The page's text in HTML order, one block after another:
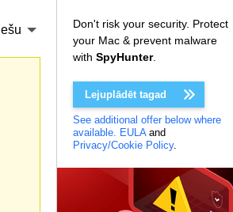
Don't risk your security. Protect
your Mac & prevent malware
with SpyHunter.
Lejuplādēt tagad
See additional offer below where
available. EULAand
Privacy/Cookie Policy.